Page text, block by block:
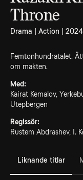
Throne
Drama | Action | 2024
Femtonhundratalet.
om makten.
Med:
Kairat Kemalov,
Utepbergen
Regissör:
Rustem Abdrashev, I.
Liknande titlar